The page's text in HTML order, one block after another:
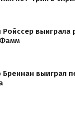
выиграла
выиграл